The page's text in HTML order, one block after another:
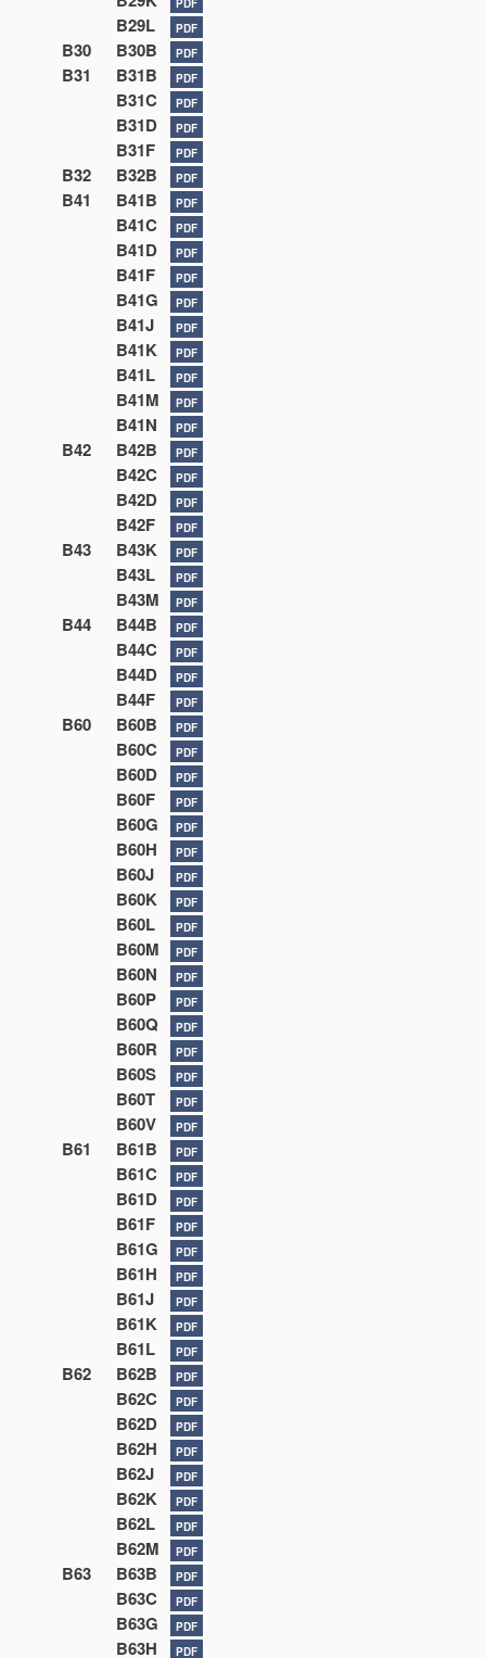
PDF
B29L PDF
B30 B30B PDF
B31 B31B PDF
B31C PDF
B31D PDF
B31F PDF
B32 B32B PDF
B41 B41B PDF
B41C PDF
B41D PDF
B41F PDF
B41G PDF
B41J PDF
B41K PDF
B41L PDF
B41M PDF
B41N PDF
B42 B42B PDF
B42C PDF
B42D PDF
B42F PDF
B43 B43K PDF
B43L PDF
B43M PDF
B44 B44B PDF
B44C PDF
B44D PDF
B44F PDF
B60 B60B PDF
B60C PDF
B60D PDF
B60F PDF
B60G PDF
B60H PDF
B60J PDF
B60K PDF
B60L PDF
B60M PDF
B60N PDF
B60P PDF
B60Q PDF
B60R PDF
B60S PDF
B60T PDF
B60V PDF
B61 B61B PDF
B61C PDF
B61D PDF
B61F PDF
B61G PDF
B61H PDF
B61J PDF
B61K PDF
B61L PDF
B62 B62B PDF
B62C PDF
B62D PDF
B62H PDF
B62J PDF
B62K PDF
B62L PDF
B62M PDF
B63 B63B PDF
B63C PDF
B63G PDF
B63H PDF